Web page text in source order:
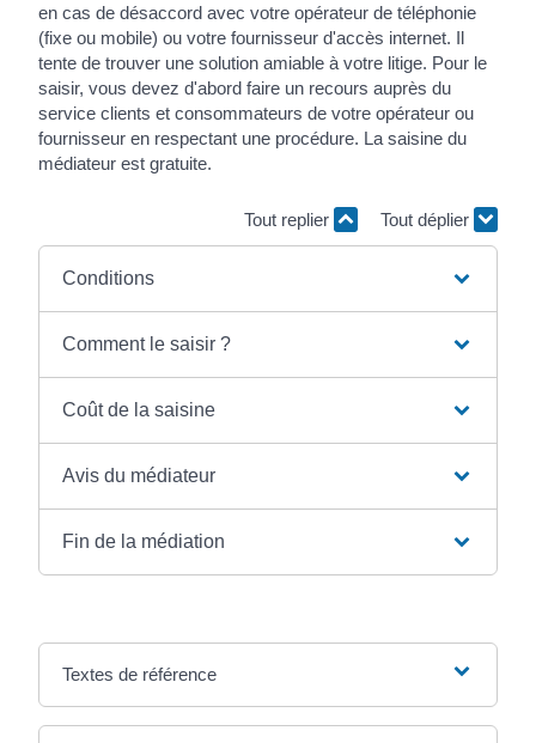
en cas de désaccord avec votre opérateur de téléphonie
(fixe ou mobile) ou votre fournisseur d'accès internet. Il
tente de trouver une solution amiable à votre litige. Pour le
saisir, vous devez d'abord faire un recours auprès du
service clients et consommateurs de votre opérateur ou
fournisseur en respectant une procédure. La saisine du
médiateur est gratuite.
Tout replier Tout déplier
Conditions
Comment le saisir ?
Coût de la saisine
Avis du médiateur
Fin de la médiation
Textes de référence